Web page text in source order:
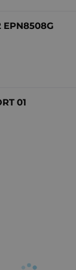
EPN8508G
01